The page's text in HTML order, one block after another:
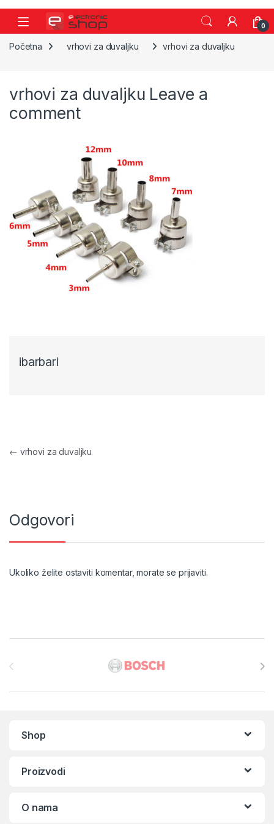
Skip to navigation
Skip to content
0
Početna vrhovi za duvaljku vrhovi za duvaljku
vrhovi za duvaljku Leave a
comment
ibarbari
Navigacija objava
← vrhovi za duvaljku
Odgovori
Ukoliko želite ostaviti komentar, morate se prijaviti.
Shop
Proizvodi
O nama